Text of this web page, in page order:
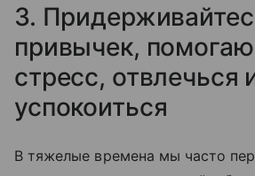
3.
привычек,
стресс, отвлечься
успокоиться
В тяжелые времена мы часто